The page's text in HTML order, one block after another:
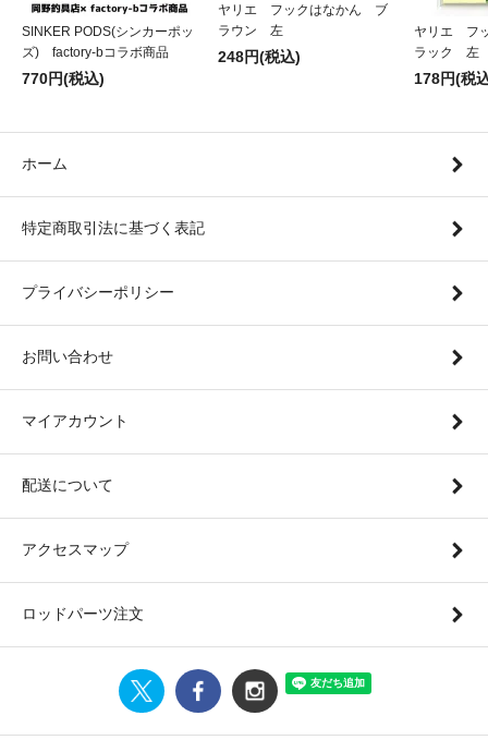
SINKER PODS(シンカーポッ
ズ) factory-bコラボ商品
770円(税込)
ヤリエ フックはなかん ブ
ラウン 左
248円(税込)
ヤリエ フ
ラック 左
178円(税
ホーム
特定商取引法に基づく表記
プライバシーポリシー
お問い合わせ
マイアカウント
配送について
アクセスマップ
ロッドパーツ注文